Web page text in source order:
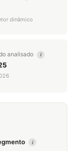
dinâmico
analisado i
i